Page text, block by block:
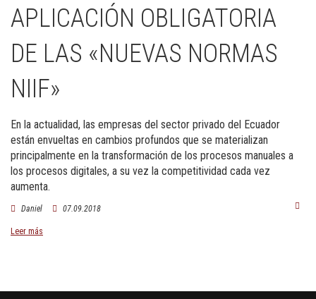
APLICACIÓN OBLIGATORIA
DE LAS «NUEVAS NORMAS
NIIF»
En la actualidad, las empresas del sector privado del Ecuador
están envueltas en cambios profundos que se materializan
principalmente en la transformación de los procesos manuales a
los procesos digitales, a su vez la competitividad cada vez
aumenta.
Daniel 07.09.2018
Leer más